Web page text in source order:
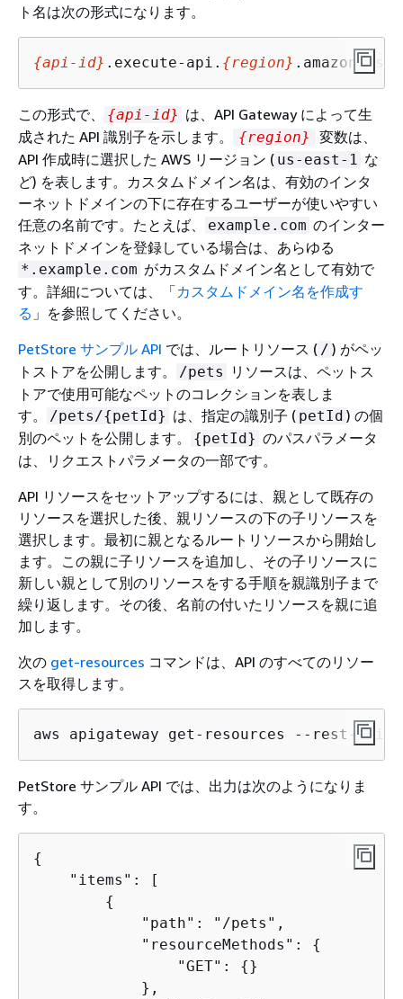
ト名は次の形式になります。
{api-id} .execute-api. {region}
この形式で、 {api-id} は、API Gateway によって生
成された API 識別子を示します。
{region}
変数は、
API 作成時に選択した AWS リージョン ( us-east-1 な
ど) を表します。カスタムドメイン名は、有効のインタ
ーネットドメインの下に存在するユーザーが使いやすい
任意の名前です。たとえば、
example.com のインター
ネットドメインを登録している場合は、あらゆる
*.example.com がカスタムドメイン名として有効で
す。詳細については、「カスタムドメイン名を作成す
る 」を参照してください。
PetStore サンプル API では、ルートリソース ( / ) がペッ
トストアを公開します。
/pets
リソースは、ペットス
トアで使用可能なペットのコレクションを表しま
す。
/pets/{petId} は、指定の識別子 ( petId ) の個
別のペットを公開します。
{petId} のパスパラメータ
は、リクエストパラメータの一部です。
API リソースをセットアップするには、親として既存の
リソースを選択した後、親リソースの下の子リソースを
選択します。最初に親となるルートリソースから開始し
ます。この親に子リソースを追加し、その子リソースに
新しい親として別のリソースをする手順を親識別子まで
繰り返します。その後、名前の付いたリソースを親に追
加します。
次の get-resources コマンドは、API のすべてのリソー
スを取得します。
aws apigateway get-resources --rest-
PetStore サンプル API では、出力は次のようになりま
す。
{
    "items": [
{
            "path": "/pets",
            "resourceMethods":
{
                "GET":
{}
            },